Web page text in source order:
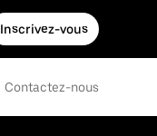
Inscrivez-vous
Contactez-nous